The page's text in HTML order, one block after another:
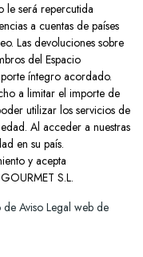
le será repercutida
a cuentas de países
Las devoluciones sobre
del Espacio
íntegro acordado.
a limitar el importe de
utilizar los servicios de
Al acceder a nuestras
en su país.
y acepta
S.L.
Aviso Legal web de